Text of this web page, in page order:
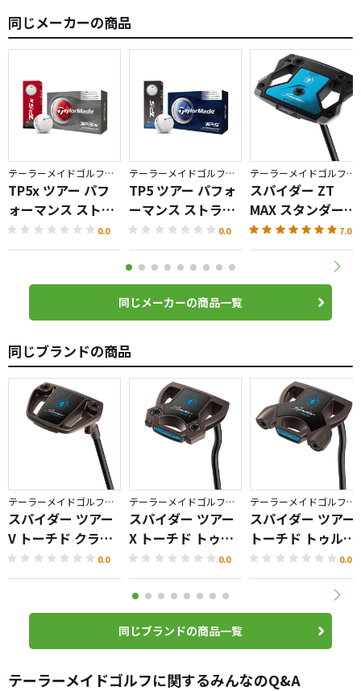
同じメーカーの商品
テーラーメイドゴルフ／TP5
TP5x ツアー パフ
ォーマンス ストラ
イプ ボール
0.0
テーラーメイドゴルフ／TP5
TP5 ツアー パフォ
ーマンス ストライ
プ ボール
0.0
テーラーメイドゴルフ／Spider ZT
スパイダー ZT
MAX スタンダード
パター
7.0
同じメーカーの商品一覧
同じブランドの商品
テーラーメイドゴルフ／Spider TOUR TORCHED
スパイダー ツアー
V トーチド クラン
クネック パター0.0
テーラーメイドゴルフ／Spider TOUR TORCHED
スパイダー ツアー
X トーチド トゥル
ーパス ダブルベン
ド パター
0.0
テーラーメイドゴルフ／Spider TOUR TORCHED
スパイダー ツアー
トーチド トゥルー
パス ダブルベンド
パター
0.0
同じブランドの商品一覧
テーラーメイドゴルフに関するみんなのQ&A